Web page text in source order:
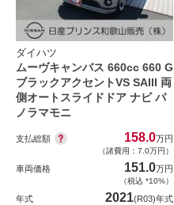
ダイハツ
ムーヴキャンバス 660cc 660 G
ブラックアクセントVS SAIII 両
側オートスライドドア ナビ パ
ノラマモニ
支払総額 158.0万円
（諸費用：7.0万円）
車両価格 151.0万円
（税込 *10%）
年式 2021(R03)年式